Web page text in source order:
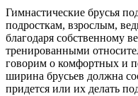
Гимнастические брусья
подросткам, взрослым,
благодаря собственному
тренированными
говорим о комфортных и
ширина брусьев должна
придется или их делать